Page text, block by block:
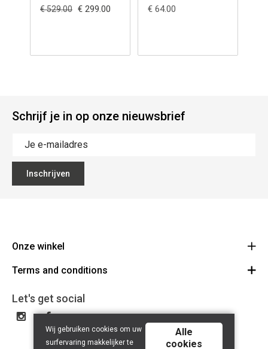
€ 529.00 € 299.00 € 64.00
Schrijf je in op onze nieuwsbrief
Inschrijven
Onze winkel
The Big Blue
Route
+32 9 367 01 20
BE 0898 341 150
Terms and conditions
Voorwaarden
Disclaimer
privacy policy
Let's get social
Wij gebruiken cookies om uw
surfervaring makkelijker te
Alle
cookies